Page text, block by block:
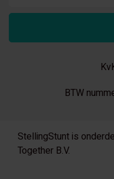
BTW
StellingStunt is
Together B.V.